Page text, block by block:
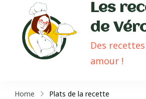
Les
de
Des
amour !
Home Plats de la recette